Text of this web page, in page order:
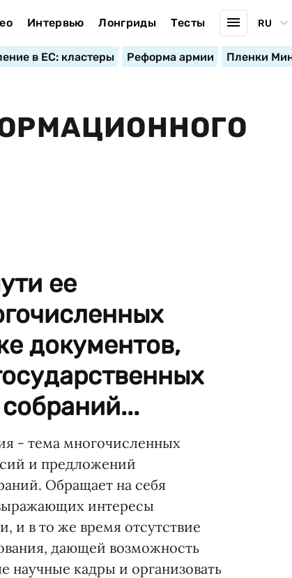
Интервью Лонгриды Тесты RU
в ЕС: кластеры Реформа армии Пленки
ее
документов,
- тема многочисленных
и предложений
Обращает на себя
интересы
и в то же время отсутствие
дающей возможность
кадры и организовать